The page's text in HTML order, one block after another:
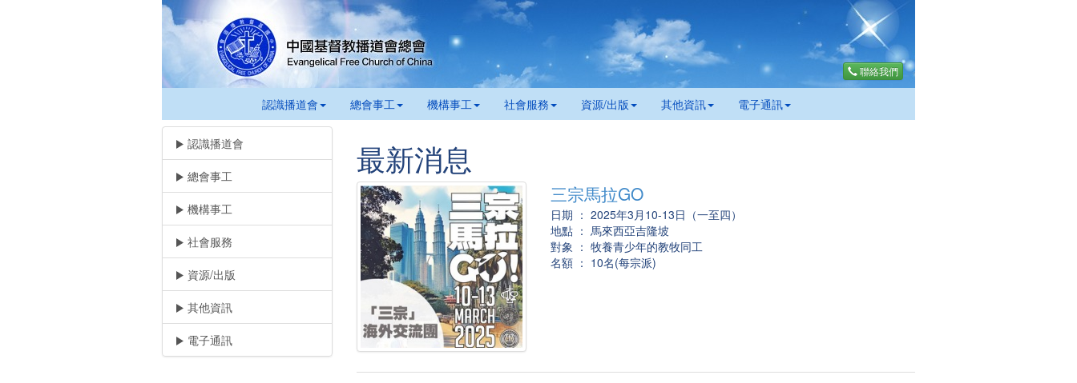
聯絡我們
認識播道會 總會事工 機構事工 社會服務 資源/出版 其他資訊 電子通訊
認識播道會
總會事工
機構事工
社會服務
資源/出版
其他資訊
電子通訊
最新消息
三宗馬拉GO
日期 ： 2025年3月10-13日（一至四）
地點 ： 馬來西亞吉隆坡
對象 ： 牧養青少年的教牧同工
名額 ： 10名(每宗派)